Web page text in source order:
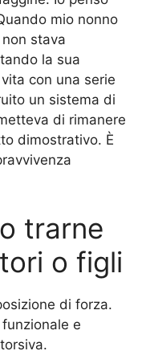
mio nonno
stava
la sua
con una serie
un sistema di
di rimanere
dimostrativo. È
trarne
o figli
di forza.
e